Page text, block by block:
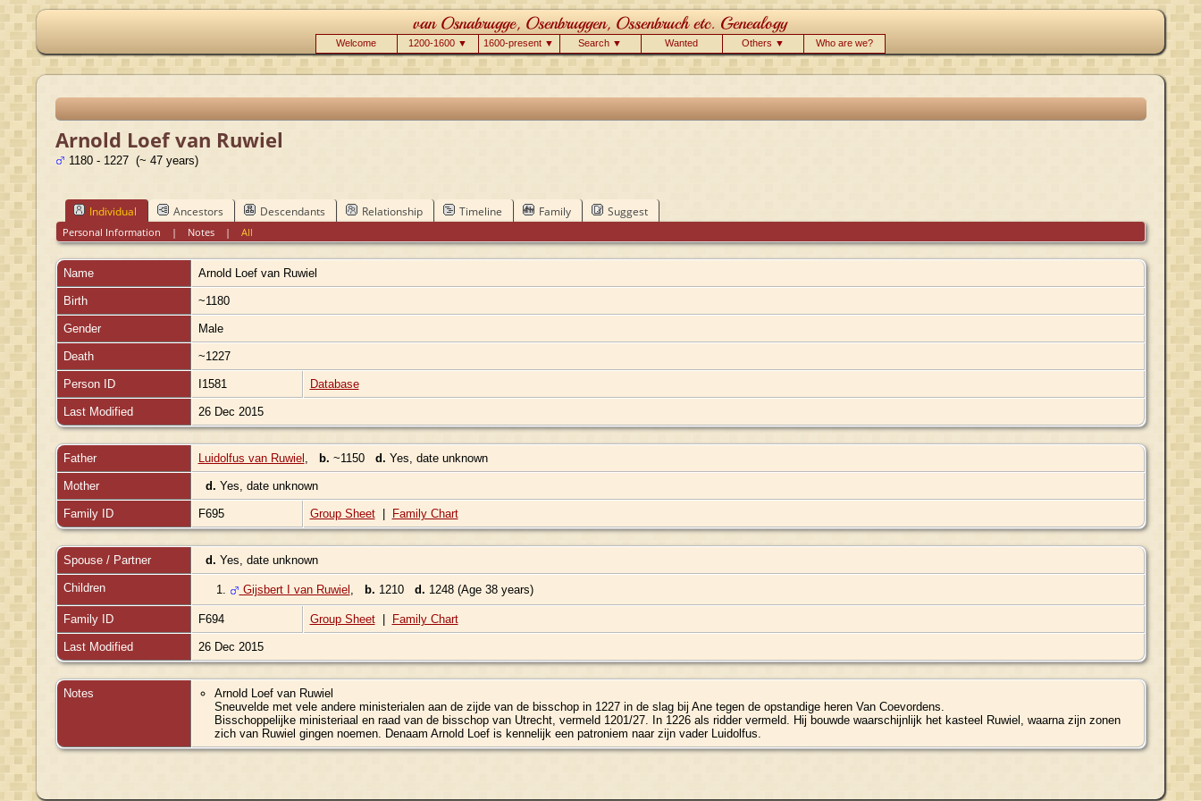
Welcome 1200-1600 ▼ 1600-present ▼ Search ▼ Wanted Others ▼ Who are we?
Arnold Loef van Ruwiel
1180 - 1227 (~ 47 years)
Individual Ancestors Descendants Relationship Timeline Family Suggest
Personal Information | Notes |All
Name Arnold Loef van Ruwiel
Birth ~1180
Gender Male
Death ~1227
Person ID I1581 Database
Last Modified 26 Dec 2015
Father Luidolfus van Ruwiel b. ~1150 d. Yes, date unknown
Mother d. Yes, date unknown
Family ID F695 Group Sheet| Family Chart
Spouse / Partner d. Yes, date unknown
Children 1. Gijsbert I van Ruwiel b. 1210 d. 1248 (Age 38 years)
Family ID F694 Group Sheet| Family Chart
Last Modified 26 Dec 2015
Notes
Arnold Loef van Ruwiel
Sneuvelde met vele andere ministerialen aan de zijde van de bisschop in 1227 in de slag bij Ane tegen de opstandige heren Van Coevordens.
Bisschoppelijke ministeriaal en raad van de bisschop van Utrecht, vermeld 1201/27. In 1226 als ridder vermeld. Hij bouwde waarschijnlijk het kasteel Ruwiel, waarna zijn zonen
zich van Ruwiel gingen noemen. Denaam Arnold Loef is kennelijk een patroniem naar zijn vader Luidolfus.